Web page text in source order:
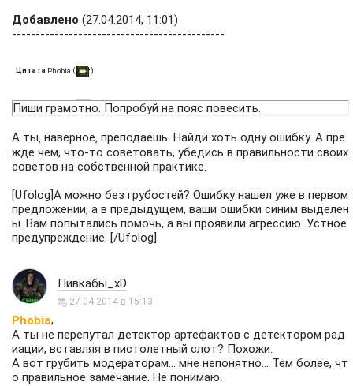
Добавлено (27.04.2014, 11:01)
---------------------------------------------
Цитата Phobia ( )
Пиши грамотно. Попробуй на пояс повесить.
А ты, наверное, преподаешь. Найди хоть одну ошибку. А пре
жде чем, что-то советовать, убедись в правильности своих
советов на собственной практике.
[Ufolog]А можно без грубостей? Ошибку нашел уже в первом
предложении, а в предыдущем, ваши ошибки синим выделен
ы. Вам попытались помочь, а вы проявили агрессию. Устное
предупреждение. [/Ufolog]
Пивкабы_xD
27.04.2014 в 15:13
Phobia,
А ты не перепутал детектор артефактов с детектором рад
иации, вставляя в пистолетный слот? Похожи.
А вот грубить модераторам... мне непонятно... Тем более, чт
о правильное замечание. Не понимаю.